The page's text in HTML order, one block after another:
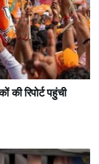
की रिपोर्ट पहुंची